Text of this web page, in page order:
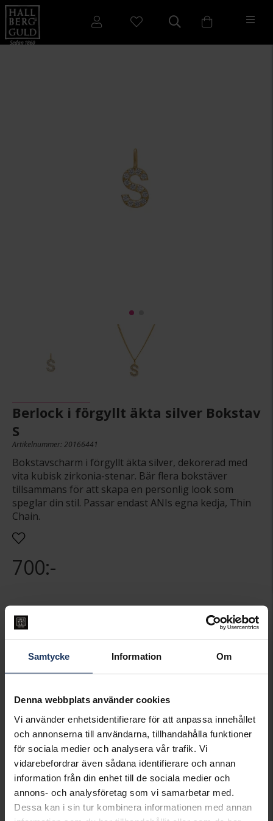
Samtycke Information Om
Denna webbplats använder cookies
Vi använder enhetsidentifierare för att anpassa innehållet
och annonserna till användarna, tillhandahålla funktioner
för sociala medier och analysera vår trafik. Vi
vidarebefordrar även sådana identifierare och annan
information från din enhet till de sociala medier och
annons- och analysföretag som vi samarbetar med.
Dessa kan i sin tur kombinera informationen med annan
Berlock i förgyllt äkta silver Bokstav
S
Artikelnummer: 20166441
Bokstavscharm i förgyllt äkta silver, dekorerad med
vita kubisk zirkonia-stenar. Bär flera bokstäver
tillsammans för att skapa en personlig look som
speglar din stil. Passar endast ANIs egna kedja, Thin
Chain.
700:-
Presentinslagning
Lagervara.
Öppet köp i 30 dagar vid onlineköp.
INFO
VARUMÄRKE
ANI Jewels
MODELL
Stone Letter charm Gold-S
MATERIAL
Silver,Guldpläterat
STEN/PÄRLA
Kubisk Zirkonia